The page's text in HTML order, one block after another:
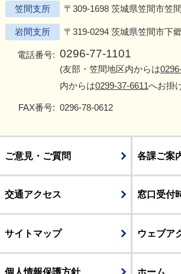
笠間支所 〒309-1698 茨城県笠間市笠
岩間支所 〒319-0294 茨城県笠間市下
電話番号: 0296-77-1101
(友部・笠間地区内からは
内からは0299-37-6611へお掛
FAX番号: 0296-78-0612
ご意見・ご質問 各課ご案
交通アクセス 窓口受付
サイトマップ ウェブア